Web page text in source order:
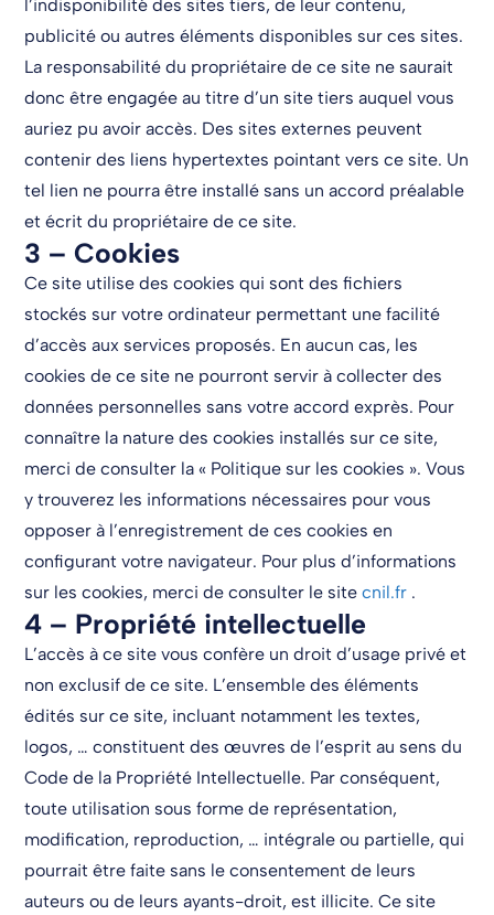
l’indisponibilité des sites tiers, de leur contenu,
publicité ou autres éléments disponibles sur ces sites.
La responsabilité du propriétaire de ce site ne saurait
donc être engagée au titre d’un site tiers auquel vous
auriez pu avoir accès. Des sites externes peuvent
contenir des liens hypertextes pointant vers ce site. Un
tel lien ne pourra être installé sans un accord préalable
et écrit du propriétaire de ce site.
3 – Cookies
Ce site utilise des cookies qui sont des fichiers
stockés sur votre ordinateur permettant une facilité
d’accès aux services proposés. En aucun cas, les
cookies de ce site ne pourront servir à collecter des
données personnelles sans votre accord exprès. Pour
connaître la nature des cookies installés sur ce site,
merci de consulter la « Politique sur les cookies ». Vous
y trouverez les informations nécessaires pour vous
opposer à l’enregistrement de ces cookies en
configurant votre navigateur. Pour plus d’informations
sur les cookies, merci de consulter le sitecnil.fr .
4 – Propriété intellectuelle
L’accès à ce site vous confère un droit d’usage privé et
non exclusif de ce site. L’ensemble des éléments
édités sur ce site, incluant notamment les textes,
logos, … constituent des œuvres de l’esprit au sens du
Code de la Propriété Intellectuelle. Par conséquent,
toute utilisation sous forme de représentation,
modification, reproduction, … intégrale ou partielle, qui
pourrait être faite sans le consentement de leurs
auteurs ou de leurs ayants-droit, est illicite. Ce site